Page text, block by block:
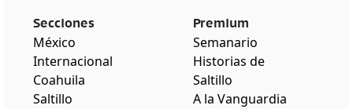
Secciones
México
Internacional
Coahuila
Saltillo
Premium
Semanario
Historias de
Saltillo
A la Vanguardia